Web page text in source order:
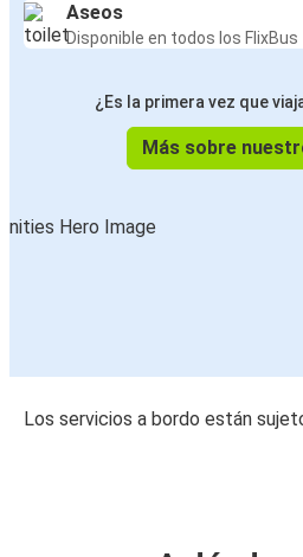
Aseos
Disponible en todos los FlixBus
¿Es la primera vez que
Más sobre
Los servicios a bordo están